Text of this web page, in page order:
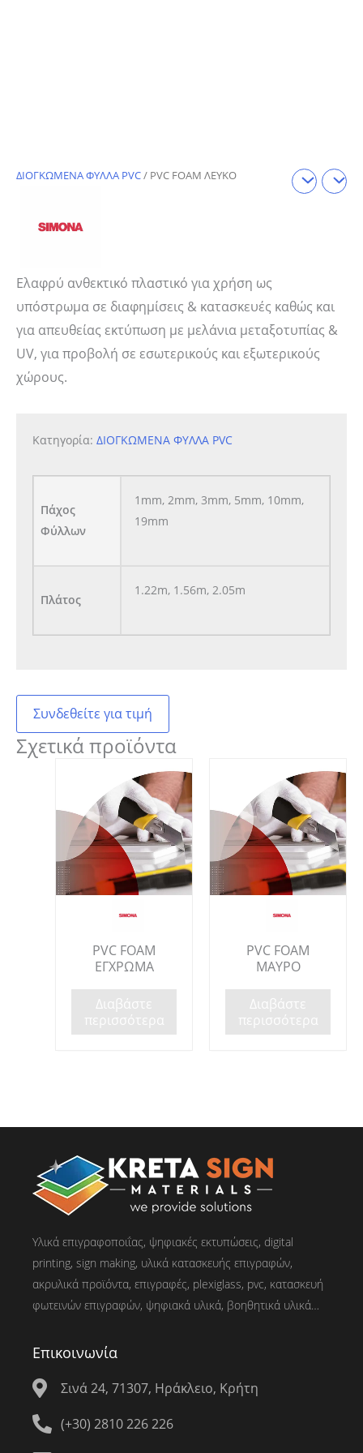
ΔΙΟΓΚΩΜΕΝΑ ΦΥΛΛΑ PVC/ PVC FOAM ΛΕΥΚΟ
Ελαφρύ ανθεκτικό πλαστικό για χρήση ως
υπόστρωμα σε διαφημίσεις & κατασκευές καθώς και
για απευθείας εκτύπωση με μελάνια μεταξοτυπίας &
UV, γιαπροβολή σε εσωτερικούς καιεξωτερικούς
χώρους.
Κατηγορία: ΔΙΟΓΚΩΜΕΝΑ ΦΥΛΛΑ PVC
Πάχος
Φύλλων
1mm, 2mm, 3mm, 5mm, 10mm,
19mm
Πλάτος
1.22m, 1.56m, 2.05m
Συνδεθείτε για τιμή
Σχετικά προϊόντα
PVC FOAM
ΕΓΧΡΩΜΑ
Διαβάστε
περισσότερα
PVC FOAM
ΜΑΥΡΟ
Διαβάστε
περισσότερα
Υλικά επιγραφοποιΐας, ψηφιακές εκτυπώσεις, digital
printing, sign making, υλικά κατασκευής επιγραφών,
ακρυλικά προϊόντα, επιγραφές, plexiglass, pvc, κατασκευή
φωτεινών επιγραφών, ψηφιακά υλικά, βοηθητικά υλικά…
Επικοινωνία
Σινά 24, 71307, Ηράκλειο, Κρήτη
(+30) 2810 226 226